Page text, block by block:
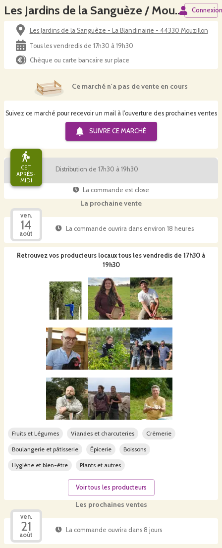
Les Jardins de la Sanguèze / Mouzill'œuf - Paysans du Vignoble
Les Jardins de la Sanguèze - La Blandinairie - 44330 Mouzillon
Tous les vendredis de 17h30 à 19h30
Chèque ou carte bancaire sur place
Suivez ce marché pour recevoir un mail à l'ouverture des prochaines ventes
SUIVRE CE MARCHÉ
Ce marché n'a pas de vente en cours
CET
APRÈS-
MIDI
Distribution de 17h30 à 19h30
La commande est close
La prochaine vente
ven.
14
août
La commande ouvrira dans environ 18 heures
Les prochaines ventes
ven.
21
août
La commande ouvrira dans 8 jours
Retrouvez vos producteurs locaux tous les vendredis de 17h30 à
19h30
Fruits et Légumes Viandes et charcuteries Crèmerie
Boulangerie et pâtisserie Épicerie Boissons
Hygiène et bien-être Plants et autres
Voir tous les producteurs